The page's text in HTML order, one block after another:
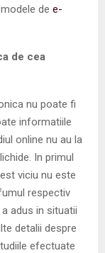
de e-
de cea
nu poate fi
informatiile
online nu au la
In primul
viciu nu este
respectiv
adus in situatii
detalii despre
efectuate